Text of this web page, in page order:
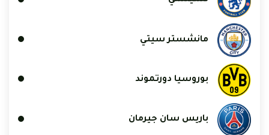
مانشستر سيتي
بوروسيا دورتموند
باريس سان جيرمان